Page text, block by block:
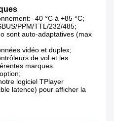
-40 °C à +85 °C;
PPM/TTL/232/485;
sont auto-adaptatives (max
vidéo et duplex;
de vol et les
marques.
logiciel TPlayer
latence) pour afficher la